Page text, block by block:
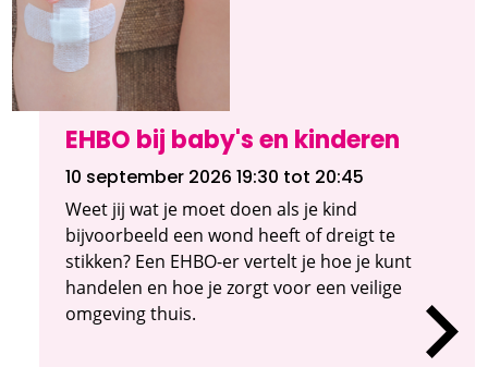
EHBO bij baby's en kinderen
10 september 2026 19:30 tot 20:45
Weet jij wat je moet doen als je kind
bijvoorbeeld een wond heeft of dreigt te
stikken? Een EHBO-er vertelt je hoe je kunt
handelen en hoe je zorgt voor een veilige
omgeving thuis.